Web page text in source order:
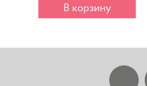
В корзину